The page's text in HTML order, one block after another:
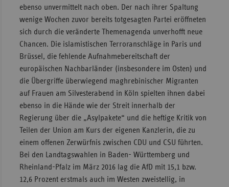
ebenso unvermittelt nach oben. Der nach ihrer Spaltung
wenige Wochen zuvor bereits totgesagten Partei eröffneten
sich durch die veränderte Themenagenda unverhofft neue
Chancen. Die islamistischen Terroranschläge in Paris und
Brüssel, die fehlende Aufnahmebereitschaft der
europäischen Nachbarländer (insbesondere im Osten) und
die Übergriffe überwiegend maghrebinischer Migranten
auf Frauen am Silvesterabend in Köln spielten ihnen dabei
ebenso in die Hände wie der Streit innerhalb der
Regierung über die „Asylpakete“ und die heftige Kritik von
Teilen der Union am Kurs der eigenen Kanzlerin, die zu
einem offenen Zerwürfnis zwischen CDU und CSU führten.
Bei den Landtagswahlen in Baden- Württemberg und
Rheinland-Pfalz im März 2016 lag die AfD mit 15,1 bzw.
12,6 Prozent erstmals auch im Westen zweistellig, in